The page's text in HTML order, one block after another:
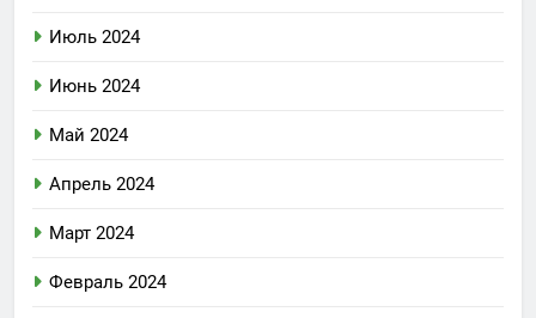
Июль 2024
Июнь 2024
Май 2024
Апрель 2024
Март 2024
Февраль 2024